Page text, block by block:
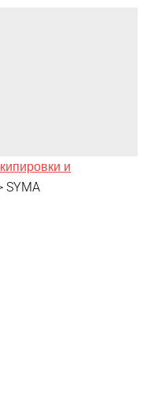
и
SYMA